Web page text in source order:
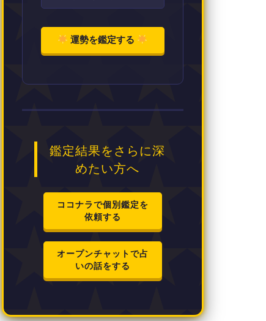
運勢を鑑定する
鑑定結果をさらに深
めたい方へ
ココナラで個別鑑定を
依頼する
オープンチャットで占
いの話をする